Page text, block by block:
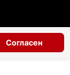
Согласен